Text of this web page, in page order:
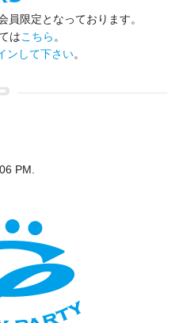
員限定となっております。
はこちら 。
ンして下さい。
PM.